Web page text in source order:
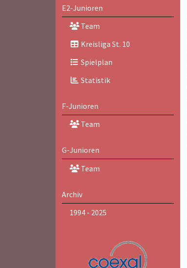
E2-Junioren
Team
Kreisliga St. 10
Spielplan
Statistik
F-Junioren
Team
G-Junioren
Team
Archiv
1994 - 2025